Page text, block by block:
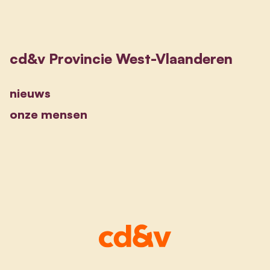
cd&v Provincie West-Vlaanderen
nieuws
onze mensen